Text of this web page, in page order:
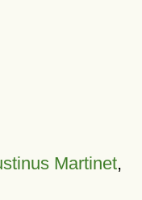
Martinet,